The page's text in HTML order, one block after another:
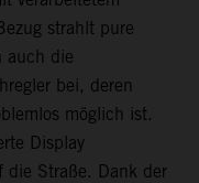
strahlt pure
auch die
bei, deren
möglich ist.
Display
die Straße. Dank der